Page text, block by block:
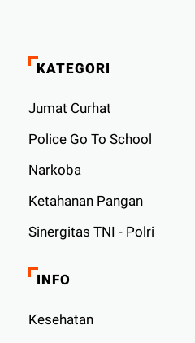
KATEGORI
Jumat Curhat
Police Go To School
Narkoba
Ketahanan Pangan
Sinergitas TNI - Polri
INFO
Kesehatan